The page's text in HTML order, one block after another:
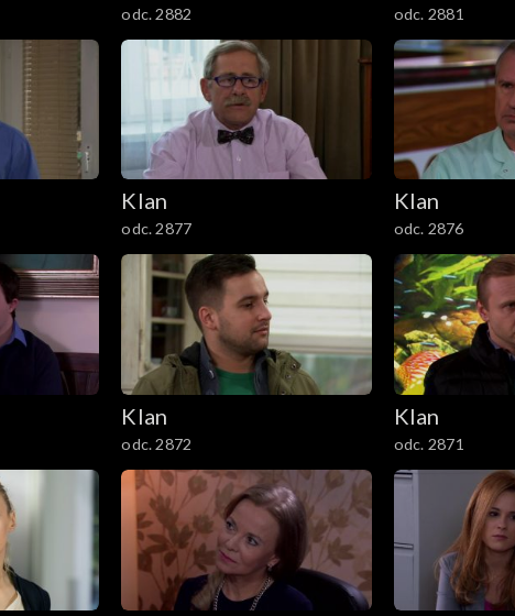
odc. 2882 odc. 2881
Klan
odc. 2877
Klan
odc. 2876
Klan
odc. 2872
Klan
odc. 2871